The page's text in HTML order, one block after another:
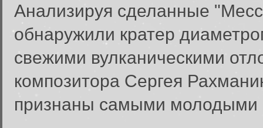
Анализируя сделанные
обнаружили кратер
свежими вулканическими
композитора Сергея
признаны самыми молодыми